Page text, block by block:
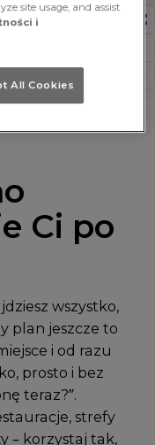
Ci po
wszystko,
plan jeszcze to
i od razu
prosto i bez
teraz?”.
strefy
– korzystaj tak,
site usage, and assist
i
All Cookies